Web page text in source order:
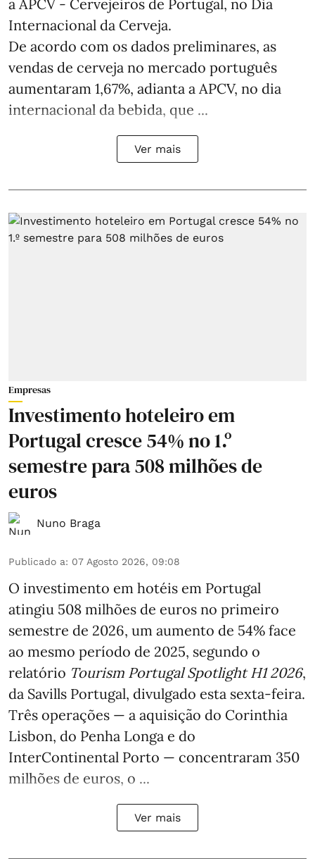
a APCV - Cervejeiros de Portugal, no Dia
Internacional da Cerveja.
De acordo com os dados preliminares, as
vendas de cerveja no mercado português
aumentaram 1,67%, adianta a APCV, no dia
internacional da bebida, que ...
Ver mais
Empresas
Investimento hoteleiro em
Portugal cresce 54% no 1.º
semestre para 508 milhões de
euros
Nuno Braga
Publicado a: 07 Agosto 2026, 09:08
O investimento em hotéis em Portugal
atingiu 508 milhões de euros no primeiro
semestre de 2026, um aumento de 54% face
ao mesmo período de 2025, segundo o
relatório Tourism Portugal Spotlight H1 2026,
da Savills Portugal, divulgado esta sexta-feira.
Três operações — a aquisição do Corinthia
Lisbon, do Penha Longa e do
InterContinental Porto — concentraram 350
milhões de euros, o ...
Ver mais